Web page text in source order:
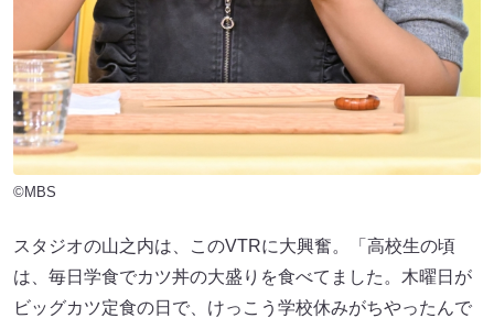
©MBS
スタジオの山之内は、このVTRに大興奮。「高校生の頃
は、毎日学食でカツ丼の大盛りを食べてました。木曜日が
ビッグカツ定食の日で、けっこう学校休みがちやったんで